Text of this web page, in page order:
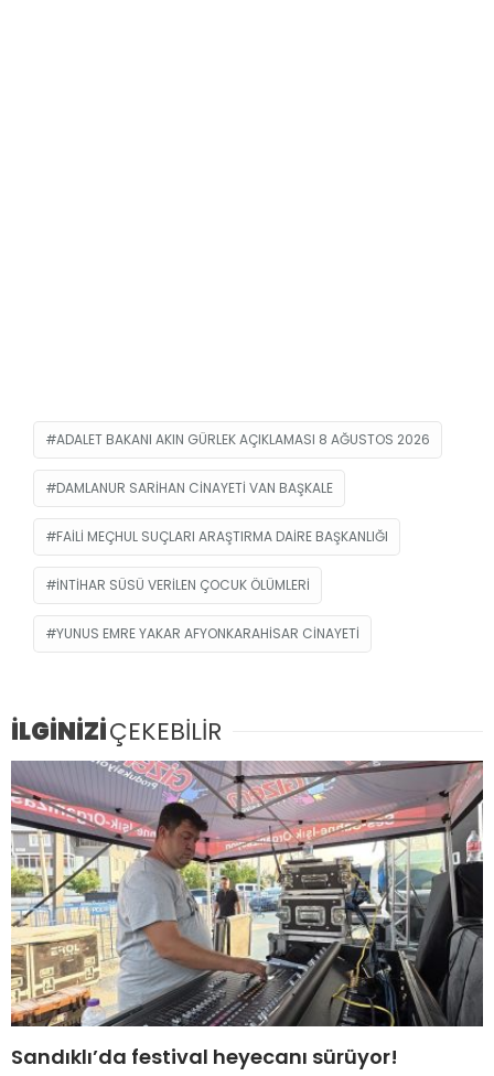
ADALET BAKANI AKIN GÜRLEK AÇIKLAMASI 8 AĞUSTOS 2026
DAMLANUR SARIHAN CINAYETI VAN BAŞKALE
FAILI MEÇHUL SUÇLARI ARAŞTIRMA DAIRE BAŞKANLIĞI
INTIHAR SÜSÜ VERILEN ÇOCUK ÖLÜMLERI
YUNUS EMRE YAKAR AFYONKARAHISAR CINAYETI
İLGİNİZİÇEKEBİLİR
Sandıklı’da festival heyecanı sürüyor!